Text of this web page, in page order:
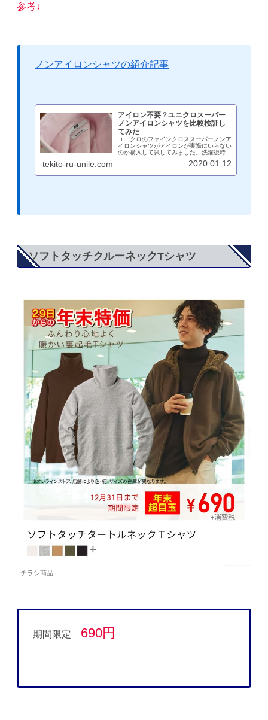
参考↓
ノンアイロンシャツの紹介記事
アイロン不要？ユニクロスーパー
ノンアイロンシャツを比較検証し
てみた
ユニクロのファインクロススーパーノンア
イロンシャツがアイロンが実際にいらない
のか購入して試してみました。洗濯後時間
することで、キレイにかついい匂いでシャ
tekito-ru-unile.com 2020.01.12
ソフトタッチクルーネックTシャツ
チラシ商品
期間限定 690円